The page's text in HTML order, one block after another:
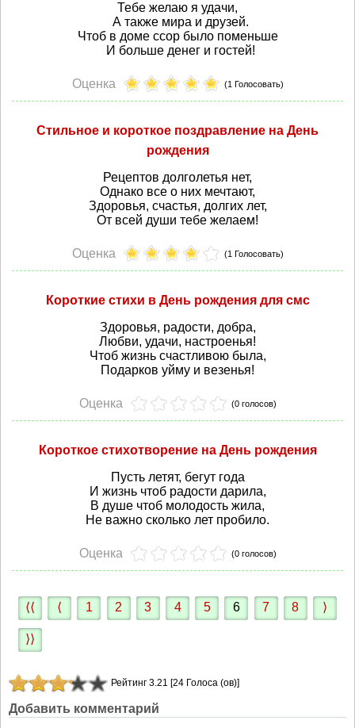
Тебе желаю я удачи,
А также мира и друзей.
Чтоб в доме ссор было поменьше
И больше денег и гостей!
Оценка (1 Голосовать)
Стильное и короткое поздравление на День
рождения
Рецептов долголетья нет,
Однако все о них мечтают,
Здоровья, счастья, долгих лет,
От всей души тебе желаем!
Оценка (1 Голосовать)
Короткие стихи в День рождения для смс
Здоровья, радости, добра,
Любви, удачи, настроенья!
Чтоб жизнь счастливою была,
Подарков уйму и везенья!
Оценка (0 голосов)
Короткое стихотворение на День рождения
Пусть летят, бегут года
И жизнь чтоб радости дарила,
В душе чтоб молодость жила,
Не важно сколько лет пробило.
Оценка (0 голосов)
⟨⟨ ⟨ 1 2 3 4 5 6 7 8 ⟩
⟩⟩
Рейтинг 3.21 [24 Голоса (ов)]
Добавить комментарий